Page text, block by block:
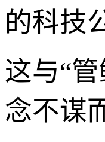
的科技
这与“
念不谋